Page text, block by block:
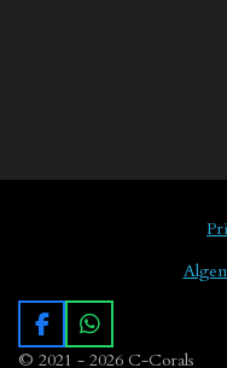
F
a
W
h
© 2021 - 2026 C-Corals